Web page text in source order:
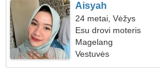
Aisyah
24 metai, Vėžys
Esu drovi moteris
Magelang
Vestuvės